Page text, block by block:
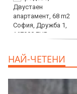
НАЙ-ЧЕТЕНИ